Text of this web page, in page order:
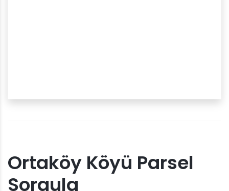
Ortaköy Köyü Parsel
Sorgula